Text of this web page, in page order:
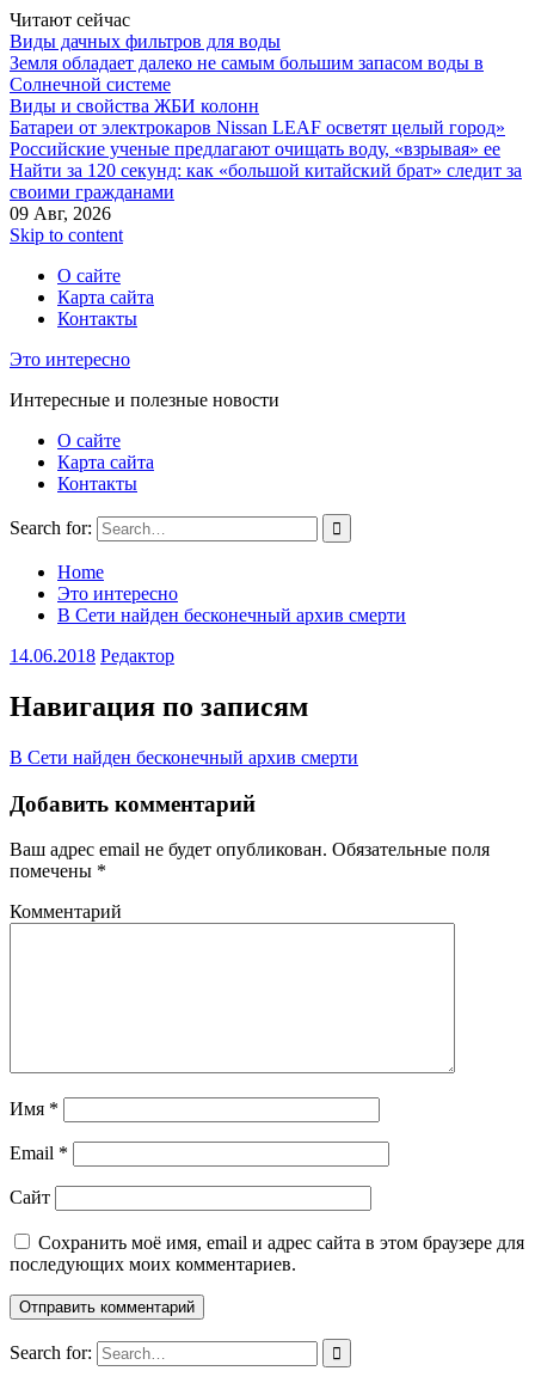
Читают сейчас
Виды дачных фильтров для воды
Земля обладает далеко не самым большим запасом воды в
Солнечной системе
Виды и свойства ЖБИ колонн
Батареи от электрокаров Nissan LEAF осветят целый город»
Российские ученые предлагают очищать воду, «взрывая» ее
Найти за 120 секунд: как «большой китайский брат» следит за
своими гражданами
09 Авг, 2026
Skip to content
О сайте
Карта сайта
Контакты
Это интересно
Интересные и полезные новости
О сайте
Карта сайта
Контакты
Search for:
Home
Это интересно
В Сети найден бесконечный архив смерти
14.06.2018 Редактор
Навигация по записям
В Сети найден бесконечный архив смерти
Добавить комментарий
Ваш адрес email не будет опубликован. Обязательные поля
помечены *
Комментарий
Имя *
Email *
Сайт
Сохранить моё имя, email и адрес сайта в этом браузере для
последующих моих комментариев.
Search for: